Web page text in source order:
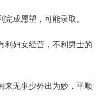
完成愿望，可能录取。
利妇女经营，不利男士的
来无事少外出为妙，平顺